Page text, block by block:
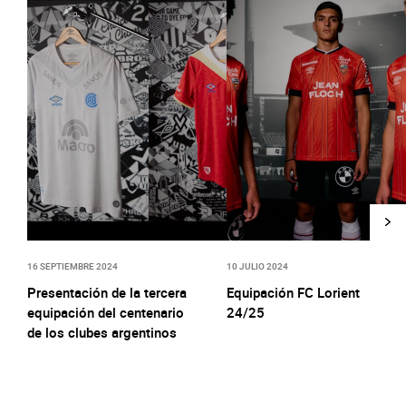
16 SEPTIEMBRE 2024
Presentación de la tercera
equipación del centenario
de los clubes argentinos
10 JULIO 2024
Equipación FC Lorient
24/25